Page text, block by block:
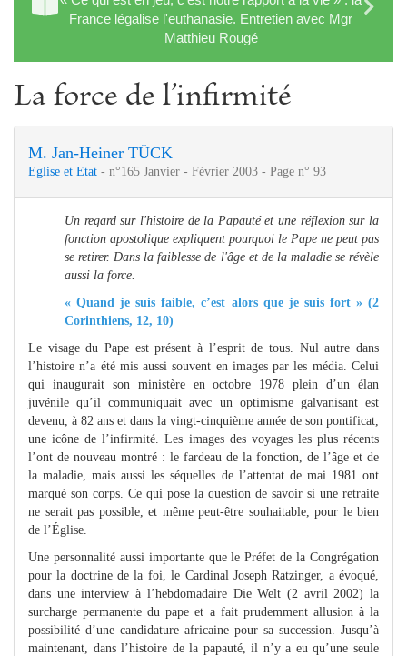
France légalise l'euthanasie. Entretien avec Mgr
Matthieu Rougé
La force de l’infirmité
M. Jan-Heiner TÜCK
Eglise et Etat - n°165 Janvier - Février 2003 - Page n° 93
Un regard sur l'histoire de la Papauté et une réflexion sur la
fonction apostolique expliquent pourquoi le Pape ne peut pas
se retirer. Dans la faiblesse de l'âge et de la maladie se révèle
aussi la force.
« Quand je suis faible, c’est alors que je suis fort » (2
Corinthiens, 12, 10)
Le visage du Pape est présent à l’esprit de tous. Nul autre dans
l’histoire n’a été mis aussi souvent en images par les média. Celui
qui inaugurait son ministère en octobre 1978 plein d’un élan
juvénile qu’il communiquait avec un optimisme galvanisant est
devenu, à 82 ans et dans la vingt-cinquième année de son pontificat,
une icône de l’infirmité. Les images des voyages les plus récents
l’ont de nouveau montré : le fardeau de la fonction, de l’âge et de
la maladie, mais aussi les séquelles de l’attentat de mai 1981 ont
marqué son corps. Ce qui pose la question de savoir si une retraite
ne serait pas possible, et même peut-être souhaitable, pour le bien
de l’Église.
Une personnalité aussi importante que le Préfet de la Congrégation
pour la doctrine de la foi, le Cardinal Joseph Ratzinger, a évoqué,
dans une interview à l’hebdomadaire Die Welt (2 avril 2002) la
surcharge permanente du pape et a fait prudemment allusion à la
possibilité d’une candidature africaine pour sa succession. Jusqu’à
maintenant, dans l’histoire de la papauté, il n’y a eu qu’une seule